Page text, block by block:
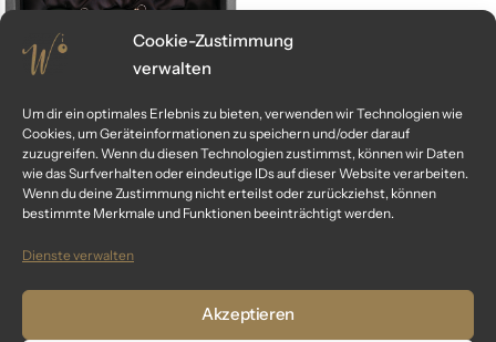
Cookie-Zustimmung
verwalten
Um dir ein optimales Erlebnis zu bieten, verwenden wir Technologien wie
Cookies, um Geräteinformationen zu speichern und/oder darauf
zuzugreifen. Wenn du diesen Technologien zustimmst, können wir Daten
wie das Surfverhalten oder eindeutige IDs auf dieser Website verarbeiten.
Wenn du deine Zustimmung nicht erteilst oder zurückziehst, können
bestimmte Merkmale und Funktionen beeinträchtigt werden.
Dienste verwalten
Akzeptieren
„nature friend“ – 6 cm
Weihnachtskugeln grün matt
52,99€
You've viewed